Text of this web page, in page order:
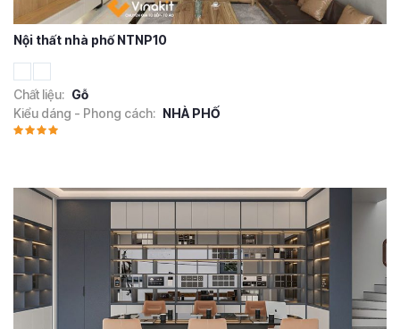
Nội thất nhà phố NTNP10
Chất liệu: Gỗ
Kiểu dáng - Phong cách: NHÀ PHỐ